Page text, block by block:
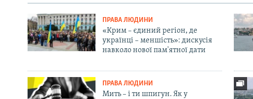
ПРАВА ЛЮДИНИ
«Крим – єдиний регіон, де
українці – меншість»: дискусія
навколо нової пам'ятної дати
ПРАВА ЛЮДИНИ
Мить – і ти шпигун. Як у